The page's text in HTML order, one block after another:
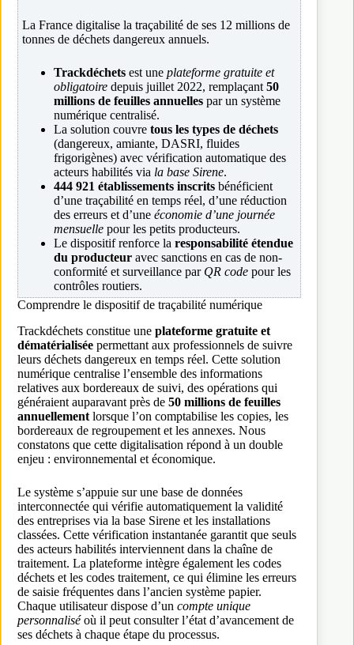
La France digitalise la traçabilité de ses 12 millions de
tonnes de déchets dangereux annuels.
Trackdéchets est une plateforme gratuite et
obligatoire depuis juillet 2022, remplaçant 50
millions de feuilles annuelles par un système
numérique centralisé.
La solution couvre tous les types de déchets
(dangereux, amiante, DASRI, fluides
frigorigènes) avec vérification automatique des
acteurs habilités via la base Sirene.
444 921 établissements inscrits bénéficient
d’une traçabilité en temps réel, d’une réduction
des erreurs et d’une économie d’une journée
mensuelle pour les petits producteurs.
Le dispositif renforce la responsabilité étendue
du producteur avec sanctions en cas de non-
conformité et surveillance par QR code pour les
contrôles routiers.
Comprendre le dispositif de traçabilité numérique
Trackdéchets constitue une plateforme gratuite et
dématérialisée permettant aux professionnels de suivre
leurs déchets dangereux en temps réel. Cette solution
numérique centralise l’ensemble des informations
relatives aux bordereaux de suivi, des opérations qui
généraient auparavant près de 50 millions de feuilles
annuellement lorsque l’on comptabilise les copies, les
bordereaux de regroupement et les annexes. Nous
constatons que cette digitalisation répond à un double
enjeu : environnemental et économique.
Le système s’appuie sur une base de données
interconnectée qui vérifie automatiquement la validité
des entreprises via la base Sirene et les installations
classées. Cette vérification instantanée garantit que seuls
des acteurs habilités interviennent dans la chaîne de
traitement. La plateforme intègre également les codes
déchets et les codes traitement, ce qui élimine les erreurs
de saisie fréquentes dans l’ancien système papier.
Chaque utilisateur dispose d’un compte unique
personnaliséoù il peut consulter l’état d’avancement de
ses déchets à chaque étape du processus.